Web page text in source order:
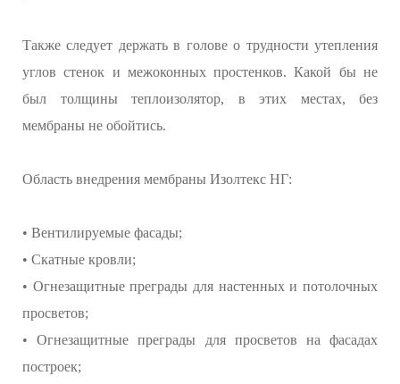
Также следует держать в голове о трудности утепления
углов стенок и межоконных простенков. Какой бы не
был толщины теплоизолятор, в этих местах, без
мембраны не обойтись.
Область внедрения мембраны Изолтекс НГ:
• Вентилируемые фасады;
• Скатные кровли;
• Огнезащитные преграды для настенных и потолочных
просветов;
• Огнезащитные преграды для просветов на фасадах
построек;